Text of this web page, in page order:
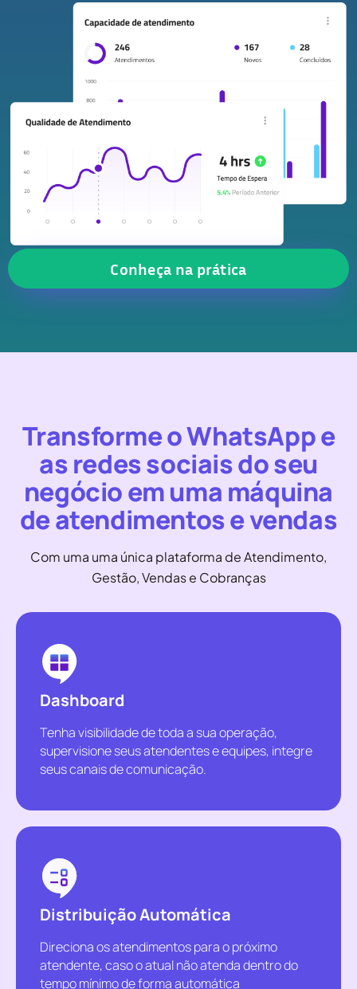
Conheça na prática
Transforme o WhatsApp e
as redes sociais do seu
negócio em uma máquina
de atendimentos e vendas
Com uma uma única plataforma de Atendimento,
Gestão, Vendas e Cobranças
Dashboard
Tenha visibilidade de toda a sua operação,
supervisione seus atendentes e equipes, integre
seus canais de comunicação.
Distribuição Automática
Direciona os atendimentos para o próximo
atendente, caso o atual não atenda dentro do
tempo mínimo de forma automática